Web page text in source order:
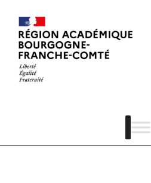
My soul
summer –
dossier